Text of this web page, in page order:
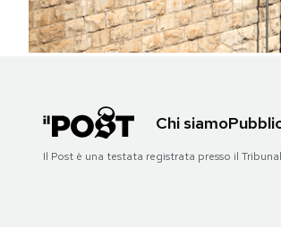
SHOP
AREA PERSONALE
Chi siamo
Il Post è una testata registrata presso il